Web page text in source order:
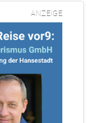
ANZEIGE